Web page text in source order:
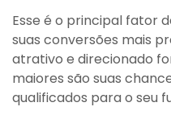
Esse é o principal fator
suas conversões mais
atrativo e direcionado
maiores são suas
qualificados para o seu